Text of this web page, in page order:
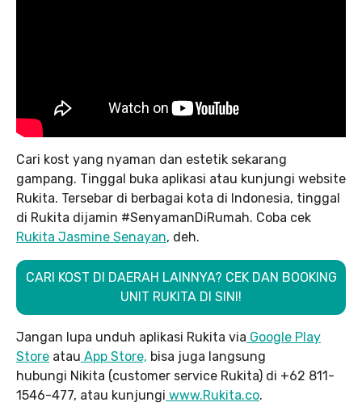
Cari kost yang nyaman dan estetik sekarang
gampang. Tinggal buka aplikasi atau kunjungi website
Rukita. Tersebar di berbagai kota di Indonesia, tinggal
di Rukita dijamin #SenyamanDiRumah. Coba cek
Rukita Jasmine Senayan, deh.
CARI KOST DI DAERAH LAINNYA? CEK DAN BOOKING
UNIT RUKITA DI SINI!
Jangan lupa unduh aplikasi Rukita via Google Play
Store atau App Store, bisa juga langsung
hubungi Nikita (customer service Rukita) di +62 811-
1546-477, atau kunjungi www.Rukita.co.